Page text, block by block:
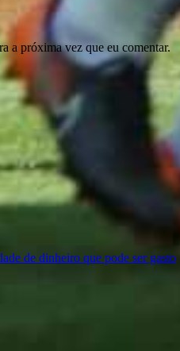
a próxima vez que eu comentar.
de dinheiro que pode ser gasto